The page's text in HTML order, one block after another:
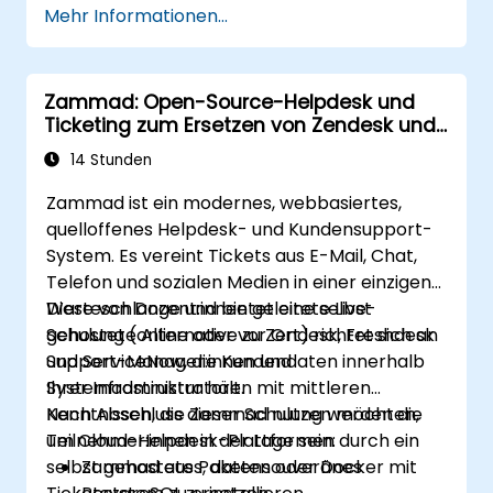
Mehr Informationen...
Zammad: Open-Source-Helpdesk und
Ticketing zum Ersetzen von Zendesk und
Freshdesk
14 Stunden
Zammad ist ein modernes, webbasiertes,
quelloffenes Helpdesk- und Kundensupport-
System. Es vereint Tickets aus E-Mail, Chat,
Telefon und sozialen Medien in einer einzigen
Warteschlange und bietet eine selbst
gehostete Alternative zu Zendesk, Freshdesk
und ServiceNow, die Kundendaten innerhalb
Ihrer Infrastruktur hält.
Diese von Dozent:innen geleitete Live-
Schulung (online oder vor Ort) richtet sich an
Support-Manager:innen und
Systemadministratoren mit mittleren
Kenntnissen, die Zammad nutzen möchten,
um Cloud-Helpdesk-Plattformen durch ein
selbst gehostetes, datensouveränes
Nach Abschluss dieser Schulung werden die
Teilnehmer:innen in der Lage sein:
Zammad aus Paketen oder Docker mit